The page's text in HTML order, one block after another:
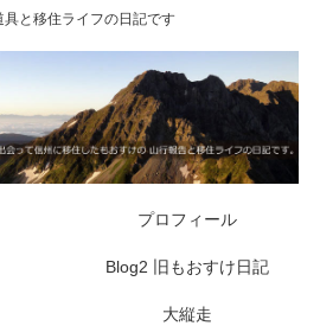
具と移住ライフの日記です
プロフィール
Blog2 旧もおすけ日記
大縦走